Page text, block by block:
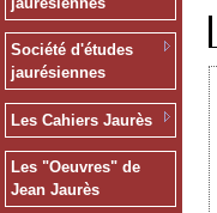
Société d'études
jaurésiennes
Les Cahiers Jaurès
Les "Oeuvres" de
Jean Jaurès